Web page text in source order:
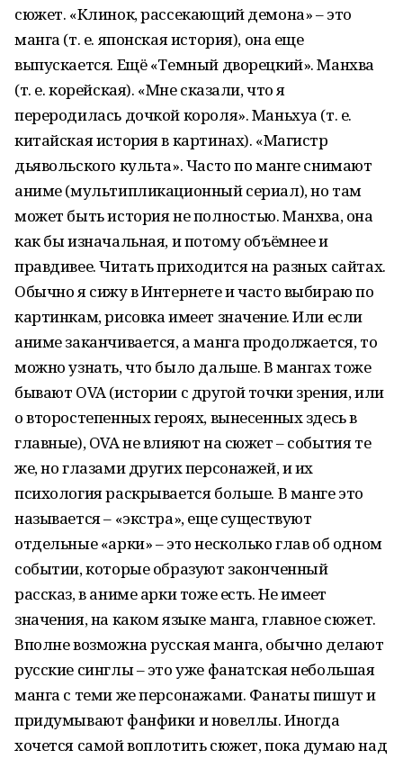
сюжет. «Клинок, рассекающий демона» – это
манга (т. е. японская история), она еще
выпускается. Ещё «Темный дворецкий». Манхва
(т. е. корейская). «Мне сказали, что я
переродилась дочкой короля». Маньхуа (т. е.
китайская история в картинах). «Магистр
дьявольского культа». Часто по манге снимают
аниме (мультипликационный сериал), но там
может быть история не полностью. Манхва, она
как бы изначальная, и потому объёмнее и
правдивее. Читать приходится на разных сайтах.
Обычно я сижу в Интернете и часто выбираю по
картинкам, рисовка имеет значение. Или если
аниме заканчивается, а манга продолжается, то
можно узнать, что было дальше. В мангах тоже
бывают OVA (истории с другой точки зрения, или
о второстепенных героях, вынесенных здесь в
главные), OVA не влияют на сюжет – события те
же, но глазами других персонажей, и их
психология раскрывается больше. В манге это
называется – «экстра», еще существуют
отдельные «арки» – это несколько глав об одном
событии, которые образуют законченный
рассказ, в аниме арки тоже есть. Не имеет
значения, на каком языке манга, главное сюжет.
Вполне возможна русская манга, обычно делают
русские синглы – это уже фанатская небольшая
манга с теми же персонажами. Фанаты пишут и
придумывают фанфики и новеллы. Иногда
хочется самой воплотить сюжет, пока думаю над